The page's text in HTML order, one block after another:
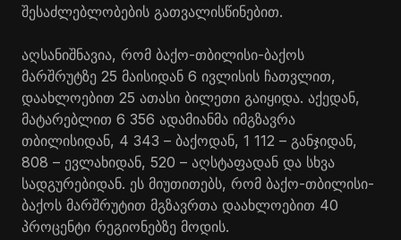
შესაძლებლობების გათვალისწინებით.
აღსანიშნავია, რომ ბაქო-თბილისი-ბაქოს
მარშრუტზე 25 მაისიდან 6 ივლისის ჩათვლით,
დაახლოებით 25 ათასი ბილეთი გაიყიდა. აქედან,
მატარებლით 6 356 ადამიანმა იმგზავრა
თბილისიდან, 4 343 – ბაქოდან, 1 112 – განჯიდან,
808 – ევლახიდან, 520 – აღსტაფადან და სხვა
სადგურებიდან. ეს მიუთითებს, რომ ბაქო-თბილისი-
ბაქოს მარშრუტით მგზავრთა დაახლოებით 40
პროცენტი რეგიონებზე მოდის.